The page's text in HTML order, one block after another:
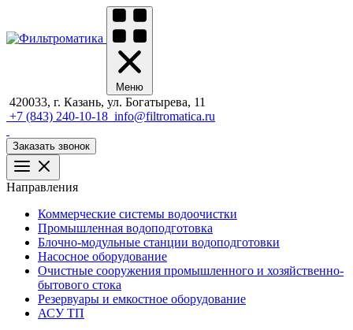
Меню
420033, г. Казань, ул. Богатырева, 11
+7 (843) 240-10-18 info@filtromatica.ru
Заказать звонок
Направления
Коммерческие системы водоочистки
Промышленная водоподготовка
Блочно-модульные станции водоподготовки
Насосное оборудование
Очистные сооружения промышленного и хозяйственно-
бытового стока
Резервуары и емкостное оборудование
АСУ ТП